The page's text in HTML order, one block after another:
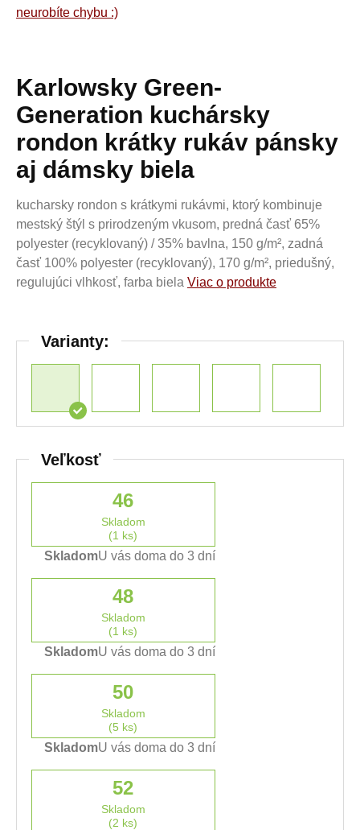
Karlowsky Green-
Generation kuchársky
rondon krátky rukáv pánsky
aj dámsky biela
kucharsky rondon s krátkymi rukávmi, ktorý kombinuje
mestský štýl s prirodzeným vkusom, predná časť 65%
polyester (recyklovaný) / 35% bavlna, 150 g/m², zadná
časť 100% polyester (recyklovaný), 170 g/m², priedušný,
regulujúci vlhkosť, farba biela Viac o produkte
Varianty:
Veľkosť
46
Skladom
(1 ks)
SkladomU vás doma do 3 dní
48
Skladom
(1 ks)
SkladomU vás doma do 3 dní
50
Skladom
(5 ks)
SkladomU vás doma do 3 dní
52
Skladom
(2 ks)
neurobíte chybu :)